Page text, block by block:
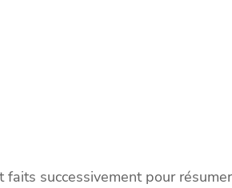
successivement pour